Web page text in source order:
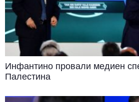
Инфантино провали медиен
Палестина